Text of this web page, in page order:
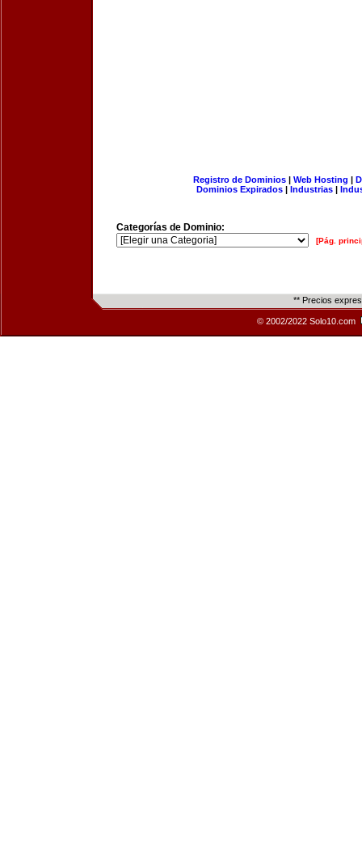
Registro de Dominios| Web Hosting |
Dominios Expirados | Industrias |
Categorías de Dominio:
[Pág.
** Precios
© 2002/2022 Solo10.com